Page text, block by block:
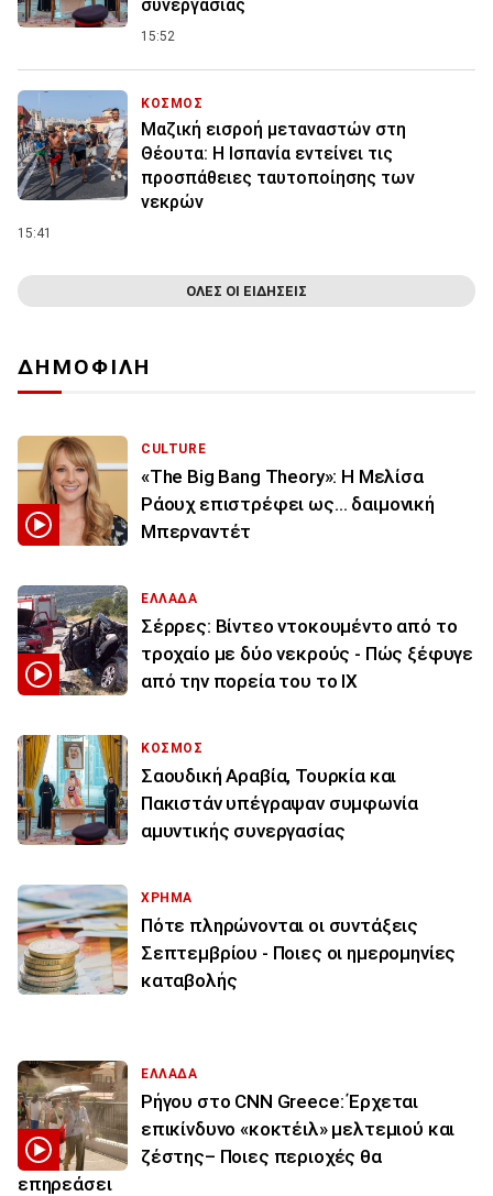
συνεργασίας
15:52
ΚΟΣΜΟΣ
Μαζική εισροή μεταναστών στη
Θέουτα: Η Ισπανία εντείνει τις
προσπάθειες ταυτοποίησης των
νεκρών
15:41
ΟΛΕΣ ΟΙ ΕΙΔΗΣΕΙΣ
ΔΗΜΟΦΙΛΗ
CULTURE
«The Big Bang Theory»: Η Μελίσα
Ράουχ επιστρέφει ως… δαιμονική
Μπερναντέτ
ΕΛΛΑΔΑ
Σέρρες: Βίντεο ντοκουμέντο από το
τροχαίο με δύο νεκρούς - Πώς ξέφυγε
από την πορεία του το ΙΧ
ΚΟΣΜΟΣ
Σαουδική Αραβία, Τουρκία και
Πακιστάν υπέγραψαν συμφωνία
αμυντικής συνεργασίας
ΧΡΗΜΑ
Πότε πληρώνονται οι συντάξεις
Σεπτεμβρίου - Ποιες οι ημερομηνίες
καταβολής
ΕΛΛΑΔΑ
Ρήγου στο CNN Greece: Έρχεται
επικίνδυνο «κοκτέιλ» μελτεμιού και
ζέστης– Ποιες περιοχές θα
επηρεάσει